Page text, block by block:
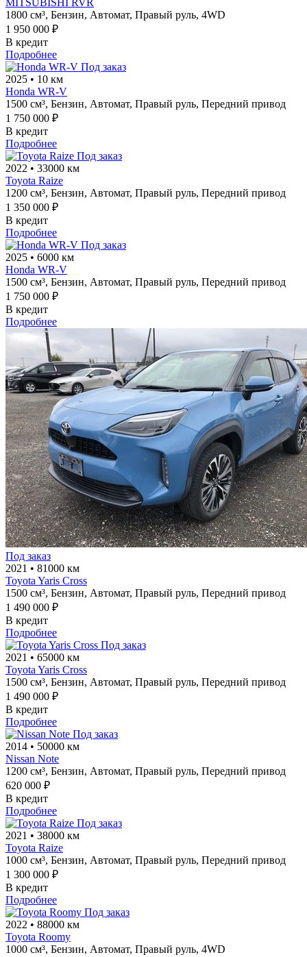
MITSUBISHI RVR
1800 см³, Бензин, Автомат, Правый руль, 4WD
1 950 000 ₽
В кредит
Подробнее
Под заказ
2025 • 10 км
Honda WR-V
1500 см³, Бензин, Автомат, Правый руль, Передний привод
1 750 000 ₽
В кредит
Подробнее
Под заказ
2022 • 33000 км
Toyota Raize
1200 см³, Бензин, Автомат, Правый руль, Передний привод
1 350 000 ₽
В кредит
Подробнее
Под заказ
2025 • 6000 км
Honda WR-V
1500 см³, Бензин, Автомат, Правый руль, Передний привод
1 750 000 ₽
В кредит
Подробнее
Под заказ
2021 • 81000 км
Toyota Yaris Cross
1500 см³, Бензин, Автомат, Правый руль, Передний привод
1 490 000 ₽
В кредит
Подробнее
Под заказ
2021 • 65000 км
Toyota Yaris Cross
1500 см³, Бензин, Автомат, Правый руль, Передний привод
1 490 000 ₽
В кредит
Подробнее
Под заказ
2014 • 50000 км
Nissan Note
1200 см³, Бензин, Автомат, Правый руль, Передний привод
620 000 ₽
В кредит
Подробнее
Под заказ
2021 • 38000 км
Toyota Raize
1000 см³, Бензин, Автомат, Правый руль, Передний привод
1 300 000 ₽
В кредит
Подробнее
Под заказ
2022 • 88000 км
Toyota Roomy
1000 см³, Бензин, Автомат, Правый руль, 4WD